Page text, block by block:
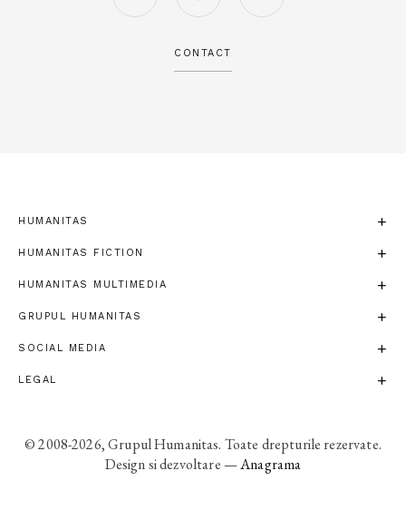
CONTACT
HUMANITAS
HUMANITAS FICTION
HUMANITAS MULTIMEDIA
GRUPUL HUMANITAS
SOCIAL MEDIA
LEGAL
© 2008-2026, Grupul Humanitas. Toate drepturile rezervate.
Design si dezvoltare —Anagrama